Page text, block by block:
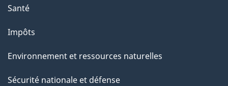
Santé
Impôts
Environnement et ressources naturelles
Sécurité nationale et défense